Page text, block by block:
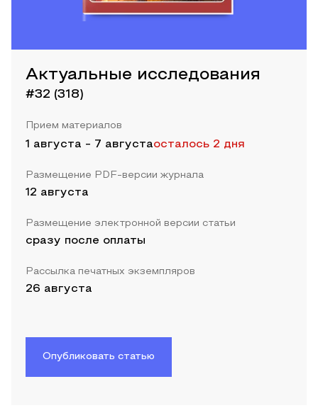
Актуальные исследования
#32 (318)
Прием материалов
1 августа - 7 августаосталось 2 дня
Размещение PDF-версии журнала
12 августа
Размещение электронной версии статьи
сразу после оплаты
Рассылка печатных экземпляров
26 августа
Опубликовать статью